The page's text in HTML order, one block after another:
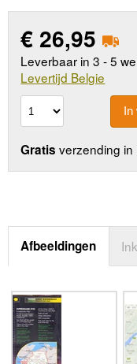
€ 26,95
Leverbaar in 3 - 5
Levertijd Belgie
Gratis verzending
Afbeeldingen